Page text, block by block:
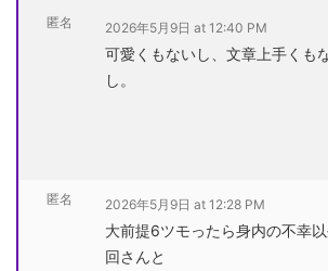
匿名 2026年5月9日 at 12:40 PM
可愛くもないし、文章上手くも
し。
匿名 2026年5月9日 at 12:28 PM
大前提6ツモったら身内の不幸
回さんと